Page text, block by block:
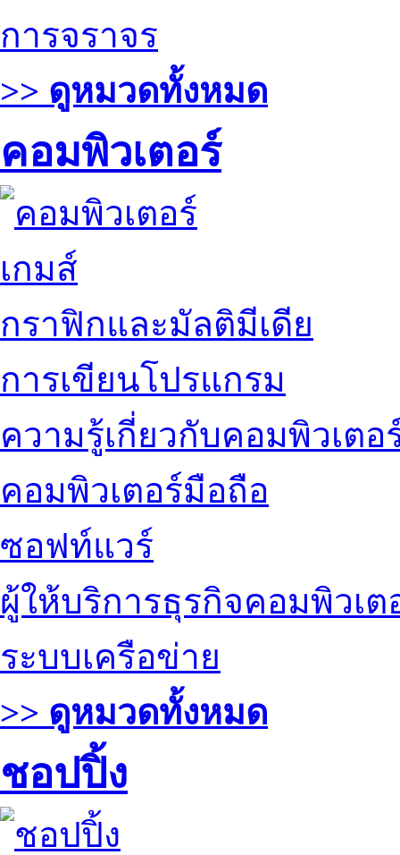
การจราจร
>> ดูหมวดทั้งหมด
คอมพิวเตอร์
เกมส์
กราฟิกและมัลติมีเดีย
การเขียนโปรแกรม
ความรู้เกี่ยวกับคอมพิวเตอ
คอมพิวเตอร์มือถือ
ซอฟท์แวร์
ผู้ให้บริการธุรกิจคอมพิวเต
ระบบเครือข่าย
>> ดูหมวดทั้งหมด
ชอปปิ้ง